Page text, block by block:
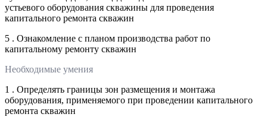
устьевого оборудования скважины для проведения
капитального ремонта скважин
5 . Ознакомление с планом производства работ по
капитальному ремонту скважин
Необходимые умения
1 . Определять границы зон размещения и монтажа
оборудования, применяемого при проведении капитального
ремонта скважин